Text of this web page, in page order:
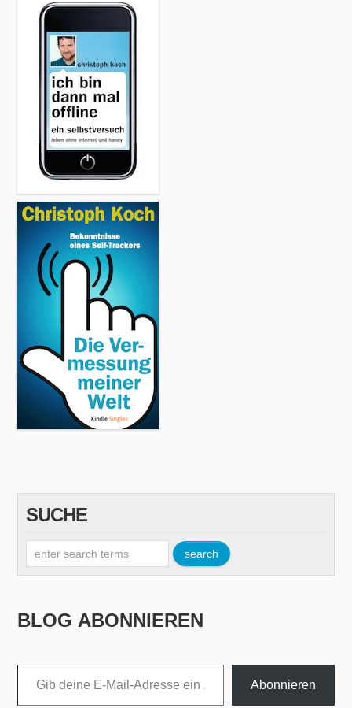
SUCHE
BLOG ABONNIEREN
Gib deine E-Mail-Adresse ein ...
Abonnieren